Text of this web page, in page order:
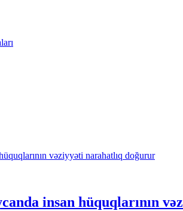
insan hüquqlarının